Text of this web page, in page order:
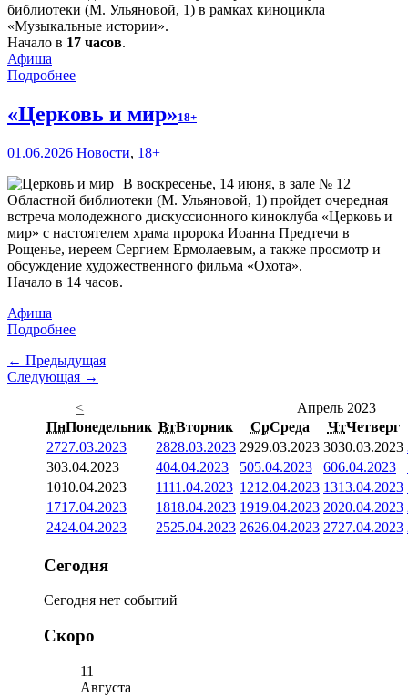
библиотеки (М. Ульяновой, 1) в рамках киноцикла
«Музыкальные истории».
Начало в 17 часов.
Афиша
Подробнее
«Церковь и мир»18+
01.06.2026 Новости, 18+
В воскресенье, 14 июня, в зале № 12
Областной библиотеки (М. Ульяновой, 1) пройдет очередная
встреча молодежного дискуссионного киноклуба «Церковь и
мир» с настоятелем храма пророка Иоанна Предтечи в
Рощенье, иереем Сергием Ермолаевым, а также просмотр и
обсуждение художественного фильма «Охота».
Начало в 14 часов.
Афиша
Подробнее
← Предыдущая
Следующая →
<
Апрель 2023
ПнПонедельник ВтВторник СрСреда ЧтЧетверг
2727.03.2023 2828.03.2023 2929.03.2023 3030.03.2023
303.04.2023 404.04.2023 505.04.2023 606.04.2023
1010.04.2023 1111.04.2023 1212.04.2023 1313.04.2023
1717.04.2023 1818.04.2023 1919.04.2023 2020.04.2023
2424.04.2023 2525.04.2023 2626.04.2023 2727.04.2023
Сегодня
Сегодня нет событий
Скоро
11
Августа